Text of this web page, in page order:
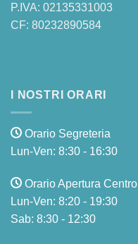
P.IVA: 02135331003
CF: 80232890584
I NOSTRI ORARI
Orario Segreteria
Lun-Ven: 8:30 - 16:30
Orario Apertura Centro
Lun-Ven: 8:20 - 19:30
Sab: 8:30 - 12:30